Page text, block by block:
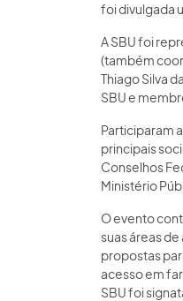
foi divulgada
A SBU foi
(também
Thiago Silva
SBU e
Participaram
principais
Conselhos
Ministério
O evento
suas áreas
propostas
acesso em
SBU foi